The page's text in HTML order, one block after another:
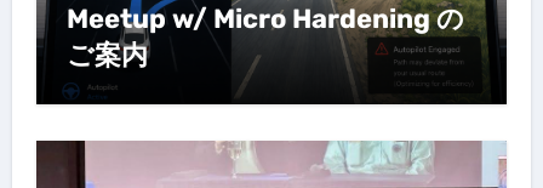
Meetup w/ Micro Hardening の
ご案内